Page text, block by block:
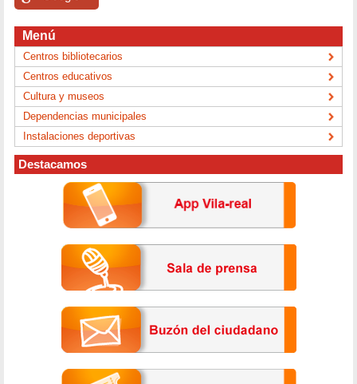
Menú
Centros bibliotecarios
Centros educativos
Cultura y museos
Dependencias municipales
Instalaciones deportivas
Destacamos